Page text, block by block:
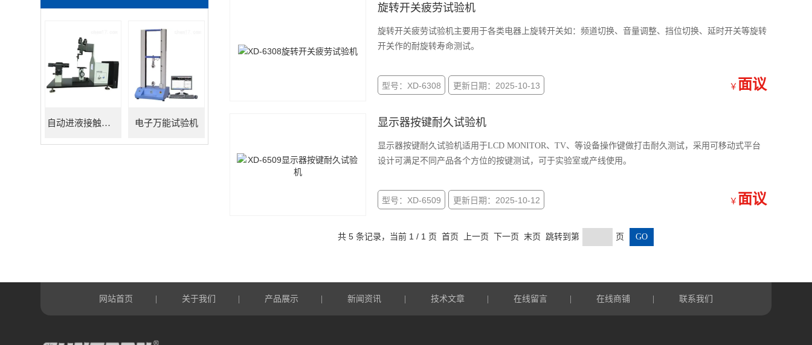
自动进液接触角测量仪 电子万能试验机
旋转开关疲劳试验机
旋转开关疲劳试验机主要用于各类电器上旋转开关如：频道切换、音量调整、挡位切换、延时开关等旋转
开关作的耐旋转寿命测试。
型号：XD-6308 更新日期：2025-10-13 ￥ 面议
显示器按键耐久试验机
显示器按键耐久试验机适用于LCD MONITOR、TV、等设备操作键做打击耐久测试，采用可移动式平台
设计可满足不同产品各个方位的按键测试，可于实验室或产线使用。
型号：XD-6509 更新日期：2025-10-12 ￥ 面议
共 5 条记录，当前 1 / 1 页 首页 上一页 下一页 末页 跳转到第 页
网站首页 关于我们 产品展示 新闻资讯 技术文章 在线留言 在线商铺 联系我们